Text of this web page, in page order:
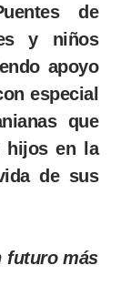
de
y niños
apoyo
especial
que
hijos en la
de sus
futuro más